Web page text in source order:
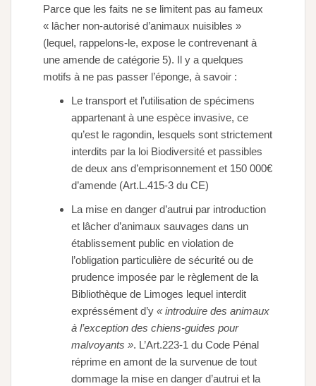
Parce que les faits ne se limitent pas au fameux
« lâcher non-autorisé d’animaux nuisibles »
(lequel, rappelons-le, expose le contrevenant à
une amende de catégorie 5). Il y a quelques
motifs à ne pas passer l’éponge, à savoir :
Le transport et l’utilisation de spécimens
appartenant à une espèce invasive, ce
qu’est le ragondin, lesquels sont strictement
interdits par la loi Biodiversité et passibles
de deux ans d’emprisonnement et 150 000€
d’amende (Art.L.415-3 du CE)
La mise en danger d’autrui par introduction
et lâcher d’animaux sauvages dans un
établissement public en violation de
l’obligation particulière de sécurité ou de
prudence imposée par le règlement de la
Bibliothèque de Limoges lequel interdit
expréssément d’y « introduire des animaux
à l’exception des chiens-guides pour
malvoyants ». L’Art.223-1 du Code Pénal
réprime en amont de la survenue de tout
dommage la mise en danger d’autrui et la